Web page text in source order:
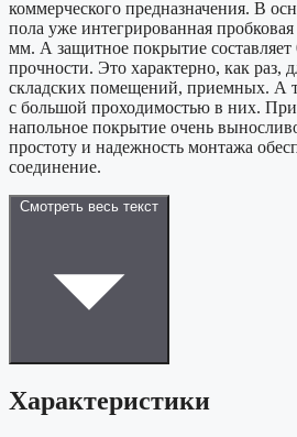
коммерческого предназначения. В
пола уже интегрированная
мм. А защитное покрытие
прочности. Это характерно, как раз,
складских помещений, приемных. А
с большой проходимостью в них. При
напольное покрытие очень
простоту и надежность монтажа
соединение.
Смотреть весь текст
Характеристики